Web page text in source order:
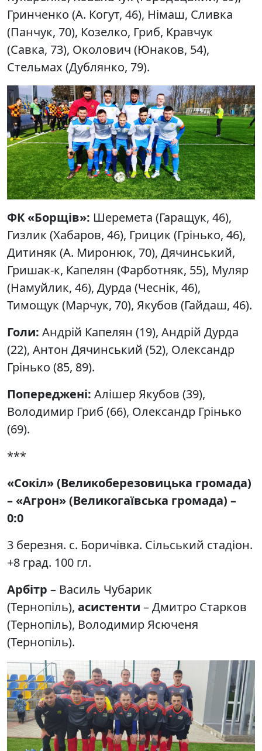
Гринченко (А. Когут, 46), Німаш, Сливка
(Панчук, 70), Козелко, Гриб, Кравчук
(Савка, 73), Околович (Юнаков, 54),
Стельмах (Дублянко, 79).
ФК «Борщів»: Шеремета (Гаращук, 46),
Гизлик (Хабаров, 46), Грицик (Грінько, 46),
Дитиняк (А. Миронюк, 70), Дячинський,
Гришак-к, Капелян (Фарботняк, 55), Муляр
(Намуйлик, 46), Дурда (Чеснік, 46),
Тимощук (Марчук, 70), Якубов (Гайдаш, 46).
Голи: Андрій Капелян (19), Андрій Дурда
(22), Антон Дячинський (52), Олександр
Грінько (85, 89).
Попереджені: Алішер Якубов (39),
Володимир Гриб (66), Олександр Грінько
(69).
***
«Сокіл» (Великоберезовицька громада)
– «Агрон» (Великогаївська громада) –
0:0
3 березня. с. Боричівка. Сільський стадіон.
+8 град. 100 гл.
Арбітр – Василь Чубарик
(Тернопіль), асистенти – Дмитро Старков
(Тернопіль), Володимир Ясюченя
(Тернопіль).